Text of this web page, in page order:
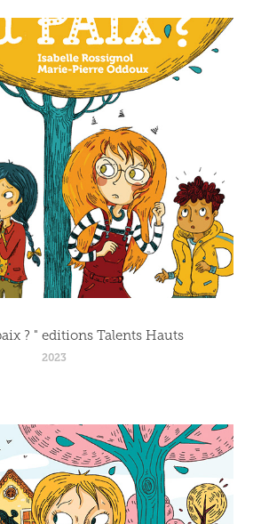
? " editions Talents Hauts
2023